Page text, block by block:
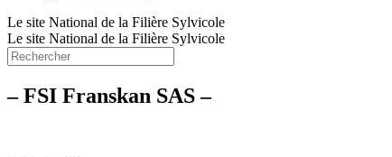
Le site National de la Filière Sylvicole
Le site National de la Filière Sylvicole
– FSI Franskan SAS –